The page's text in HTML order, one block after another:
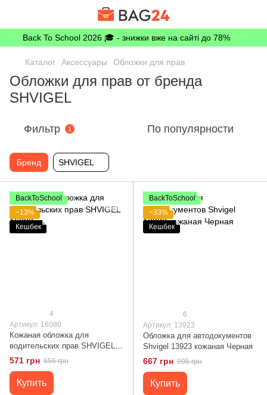
Back To School 2026 🎓 - знижки вже на сайті до 78%
Каталог Аксессуары Обложки для прав
Обложки для прав от бренда
SHVIGEL
Фильтр 1 По популярности
Бренд SHVIGEL
BackToSchool
−13%
Кешбек
4
Артикул: 16080
Кожаная обложка для
водительских прав SHVIGEL
16080
571 грн 656 грн
Купить
BackToSchool
−33%
Кешбек
6
Артикул: 13923
Обложка для автодокументов
Shvigel 13923 кожаная Черная
667 грн 995 грн
Купить